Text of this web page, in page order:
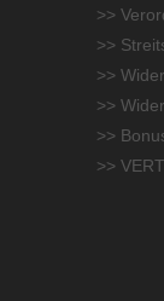
>>
>>
>>
>>
>>
>>